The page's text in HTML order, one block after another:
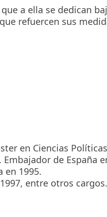
a ella se dedican
refuercen sus
en Ciencias
de España
en 1995.
entre otros cargos.